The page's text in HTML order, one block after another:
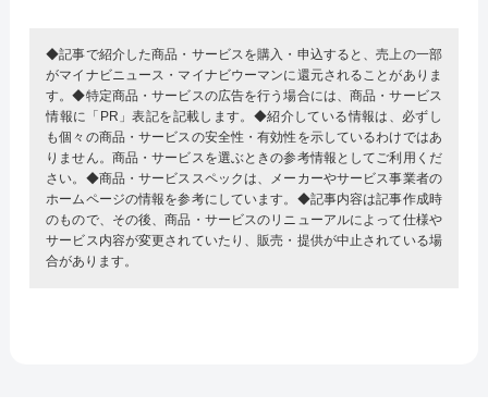
◆記事で紹介した商品・サービスを購入・申込すると、売上の一部
がマイナビニュース・マイナビウーマンに還元されることがありま
す。◆特定商品・サービスの広告を行う場合には、商品・サービス
情報に「PR」表記を記載します。◆紹介している情報は、必ずし
も個々の商品・サービスの安全性・有効性を示しているわけではあ
りません。商品・サービスを選ぶときの参考情報としてご利用くだ
さい。◆商品・サービススペックは、メーカーやサービス事業者の
ホームページの情報を参考にしています。◆記事内容は記事作成時
のもので、その後、商品・サービスのリニューアルによって仕様や
サービス内容が変更されていたり、販売・提供が中止されている場
合があります。